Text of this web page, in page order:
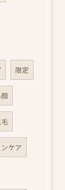
限定
ケア